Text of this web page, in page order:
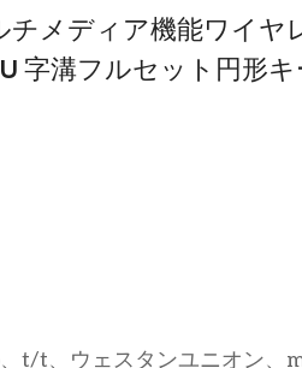
メディア機能ワイヤ
字溝フルセット円形
t/t、ウェスタンユニオン、